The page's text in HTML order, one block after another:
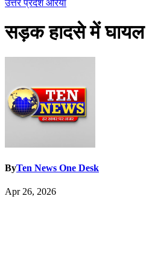
उत्तर प्रदेशऔरेया
सड़क हादसे में घायल
ByTen News One Desk
Apr 26, 2026